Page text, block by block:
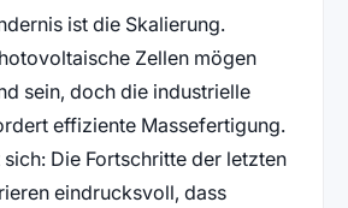
ist die Skalierung.
Zellen mögen
sein, doch die industrielle
effiziente Massefertigung.
Die Fortschritte der letzten
eindrucksvoll, dass